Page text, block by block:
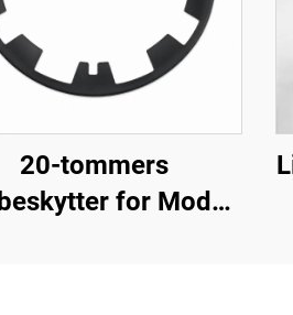
20-tommers
for Model